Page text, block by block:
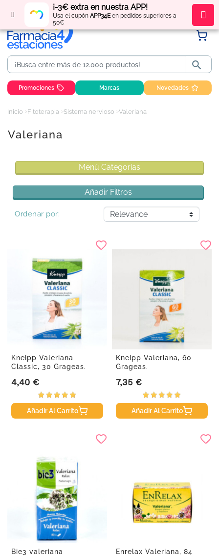
¡-3€ extra en nuestra APP!
Usa el cupón APP34Een pedidos superiores a
50€
Regístratey obténpuntos por tus compras

Promociones Marcas Novedades
Inicio Fitoterapia Sistema nervioso Valeriana
Valeriana
Menú Categorías
Añadir Filtros
Ordenar por:
Kneipp Valeriana
Classic, 30 Grageas.
Precio
4,40 €
Añadir Al Carrito
Kneipp Valeriana, 60
Grageas.
Precio
7,35 €
Añadir Al Carrito
Bie3 valeriana
Enrelax Valeriana, 84